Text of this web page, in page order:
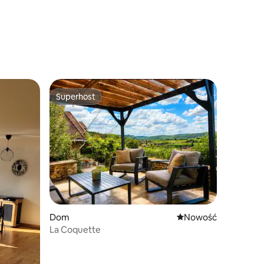
gości Superhost
Superhost
Dom Nowe miejsce
Nowość
La Coquette